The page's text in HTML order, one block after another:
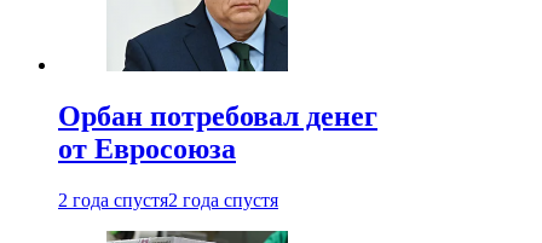
Орбан потребовал денег
от Евросоюза
2 года спустя2 года спустя